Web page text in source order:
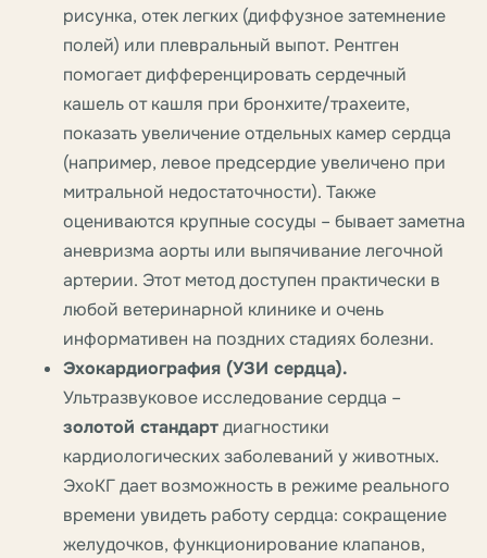
рисунка, отек легких (диффузное затемнение
полей) или плевральный выпот. Рентген
помогает дифференцировать сердечный
кашель от кашля при бронхите/трахеите,
показать увеличение отдельных камер сердца
(например, левое предсердие увеличено при
митральной недостаточности). Также
оцениваются крупные сосуды – бывает заметна
аневризма аорты или выпячивание легочной
артерии. Этот метод доступен практически в
любой ветеринарной клинике и очень
информативен на поздних стадиях болезни.
Эхокардиография (УЗИ сердца).
Ультразвуковое исследование сердца –
золотой стандартдиагностики
кардиологических заболеваний у животных.
ЭхоКГ дает возможность в режиме реального
времени увидеть работу сердца: сокращение
желудочков, функционирование клапанов,